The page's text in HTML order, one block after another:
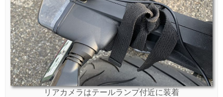
リアカメラはテールランプ付近に装着